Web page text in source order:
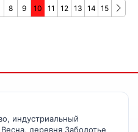
8 9 10 11 12 13 14 15
индустриальный
деревня Заболотье